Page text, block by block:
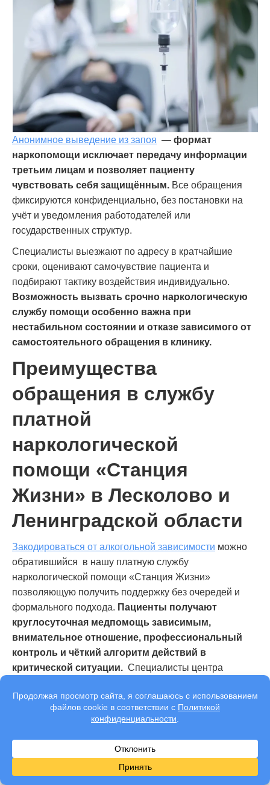
Анонимное выведение из запоя — формат
наркопомощи исключает передачу информации
третьим лицам и позволяет пациенту
чувствовать себя защищённым. Все обращения
фиксируются конфиденциально, без постановки на
учёт и уведомления работодателей или
государственных структур.
Специалисты выезжают по адресу в кратчайшие
сроки, оценивают самочувствие пациента и
подбирают тактику воздействия индивидуально.
Возможность вызвать срочно наркологическую
службу помощи особенно важна при
нестабильном состоянии и отказе зависимого от
самостоятельного обращения в клинику.
Преимущества
обращения в службу
платной
наркологической
помощи «Станция
Жизни» в Лесколово и
Ленинградской области
Закодироваться от алкогольной зависимости можно
обратившийся в нашу платную службу
наркологической помощи «Станция Жизни»
позволяющую получить поддержку без очередей и
формального подхода. Пациенты получают
круглосуточная медпомощь зависимым,
внимательное отношение, профессиональный
контроль и чёткий алгоритм действий в
критической ситуации. Специалисты центра
рекомендации по дальнейшему лечению и
восстановлению. Такой подход снижает риски
стабильному и безопасному выходу из зависимости.